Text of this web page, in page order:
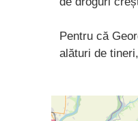
Pentru că
alături de